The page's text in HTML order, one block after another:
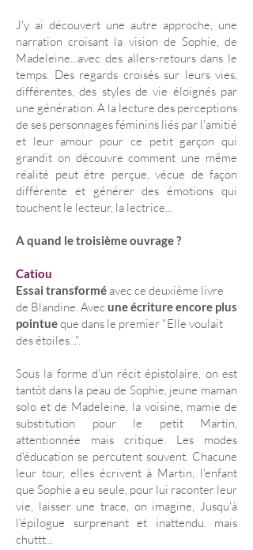
J'y ai découvert une autre approche, une
narration croisant la vision de Sophie, de
Madeleine...avec des allers-retours dans le
temps. Des regards croisés sur leurs vies,
différentes, des styles de vie éloignés par
une génération. A la lecture des perceptions
de ses personnages féminins liés par l'amitié
et leur amour pour ce petit garçon qui
grandit on découvre comment une même
réalité peut être perçue, vécue de façon
différente et générer des émotions qui
touchent le lecteur, la lectrice...
A quand le troisième ouvrage ?
Catiou
Essai transformé avec ce deuxième livre
de Blandine. Avecune écriture encore plus
pointueque dans le premier "Elle voulait
des étoiles...".
Sous la forme d'un récit épistolaire, on est
tantôt dans la peau de Sophie, jeune maman
solo et de Madeleine, la voisine, mamie de
substitution pour le petit Martin,
attentionnée mais critique. Les modes
d'éducation se percutent souvent. Chacune
leur tour, elles écrivent à Martin, l'enfant
que Sophie a eu seule, pour lui raconter leur
vie, laisser une trace, on imagine, Jusqu'à
l'épilogue surprenant et inattendu. mais
chuttt...